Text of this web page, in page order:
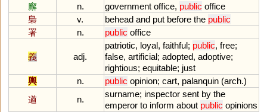
廨
n. government office, public office
梟
v. behead and put before the public
署
n. public office
義 adj.
patriotic, loyal, faithful; public, free;
false, artificial; adopted, adoptive;
rightious; equitable; just
輿
n. public opinion; cart, palanquin (arch.)
遒
n.
surname; inspector sent by the
emperor to inform about public opinions